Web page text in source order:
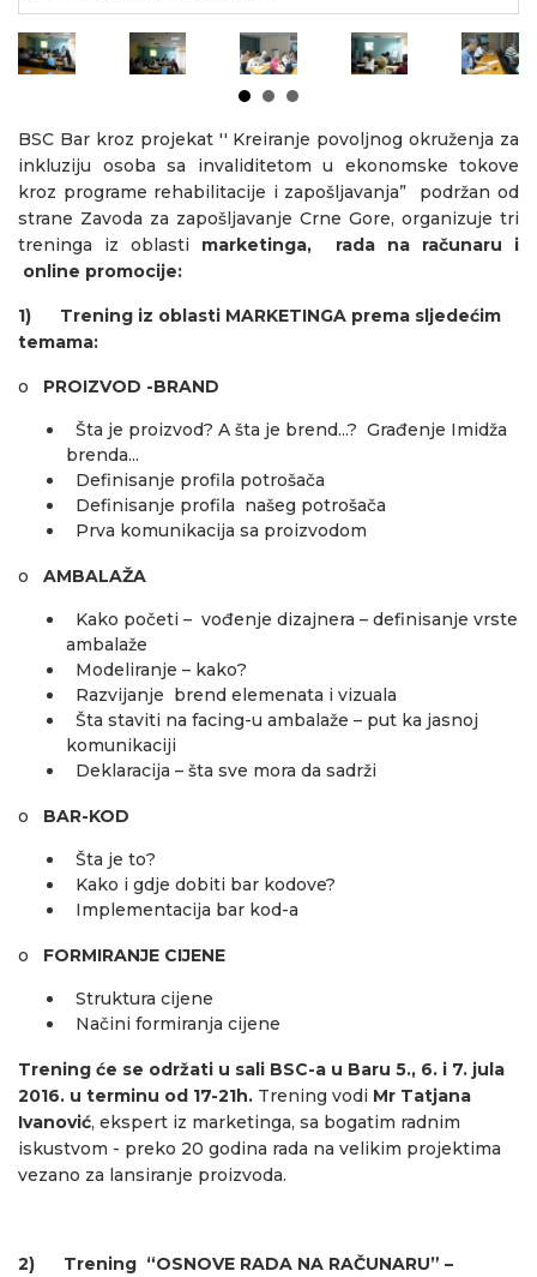
BSC Bar kroz projekat '' Kreiranje povoljnog okruženja za
inkluziju osoba sa invaliditetom u ekonomske tokove
kroz programe rehabilitacije i zapošljavanja”
podržan od
strane Zavoda za zapošljavanje Crne Gore, organizuje tri
treninga iz oblasti marketinga, rada na računaru i
online promocije:
1) Trening iz oblasti MARKETINGA prema sljedećim
temama:
o PROIZVOD -BRAND
Šta je proizvod? A šta je brend...? Građenje Imidža
brenda...
Definisanje profila potrošača
Definisanje profila našeg potrošača
Prva komunikacija sa proizvodom
o AMBALAŽA
Kako početi – vođenje dizajnera – definisanje vrste
ambalaže
Modeliranje – kako?
Razvijanje brend elemenata i vizuala
Šta staviti na facing-u ambalaže – put ka jasnoj
komunikaciji
Deklaracija – šta sve mora da sadrži
o BAR-KOD
Šta je to?
Kako i gdje dobiti bar kodove?
Implementacija bar kod-a
o FORMIRANJE CIJENE
Struktura cijene
Načini formiranja cijene
Trening će se održati u sali BSC-a u Baru 5., 6. i 7. jula
2016. u terminu od 17-21h. Trening vodi Mr Tatjana
Ivanović, ekspert iz marketinga, sa bogatim radnim
iskustvom - preko 20 godina rada na velikim projektima
vezano za lansiranje proizvoda.
2) Trening “OSNOVE RADA NA RAČUNARU” –